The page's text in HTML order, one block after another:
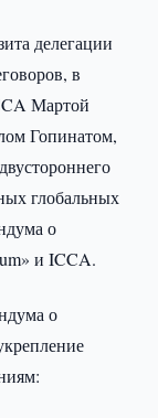
делегации
в
Мартой
Гопинатом,
глобальных
о
и ICCA.
о